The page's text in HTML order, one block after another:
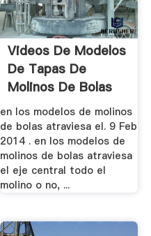
Videos De Modelos
De Tapas De
Molinos De Bolas
en los modelos de molinos
de bolas atraviesa el. 9 Feb
2014 . en los modelos de
molinos de bolas atraviesa
el eje central todo el
molino o no, ...